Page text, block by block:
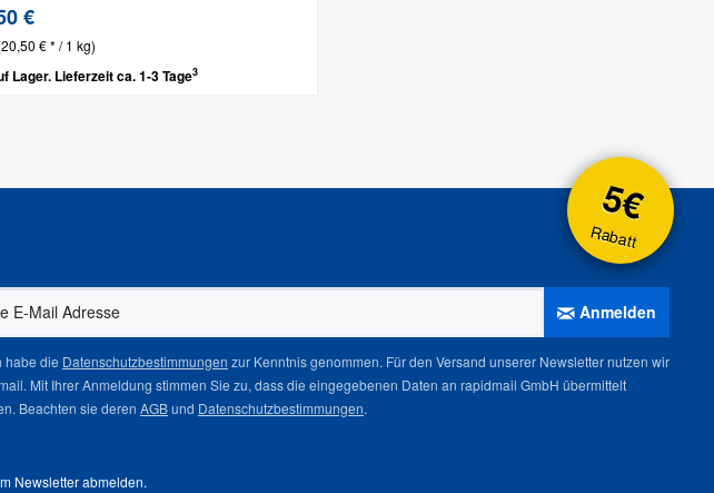
€
€ * / 1 kg)
Lager. Lieferzeit ca. 1-3 Tage3
5€
Rabatt
Anmelden
habe die Datenschutzbestimmungen zur Kenntnis genommen. Für den Versand unserer Newsletter nutzen wir
Mit Ihrer Anmeldung stimmen Sie zu, dass die eingegebenen Daten an rapidmail GmbH übermittelt
Beachten sie deren AGBund Datenschutzbestimmungen.
Newsletter abmelden.